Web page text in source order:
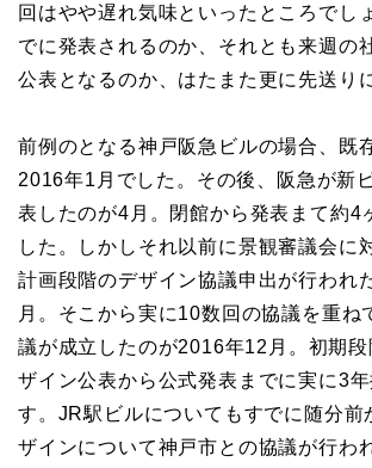
回はやや遅れ気味といったところでし
でに発表されるのか、それとも来週の
公表となるのか、はたまた更に先送り
前例のとなる神戸阪急ビルの場合、既
2016年1月でした。その後、阪急が新
表したのが4月。閉館から発表まて約4
した。しかしそれ以前に景観審議会に
計画段階のデザイン協議申出が行われ
月。そこから実に10数回の協議を重ね
議が成立したのが2016年12月。初期
ザイン公表から公式発表までに実に3年
す。JR駅ビルについてもすでに随分前
ザインについて神戸市との協議が行わ